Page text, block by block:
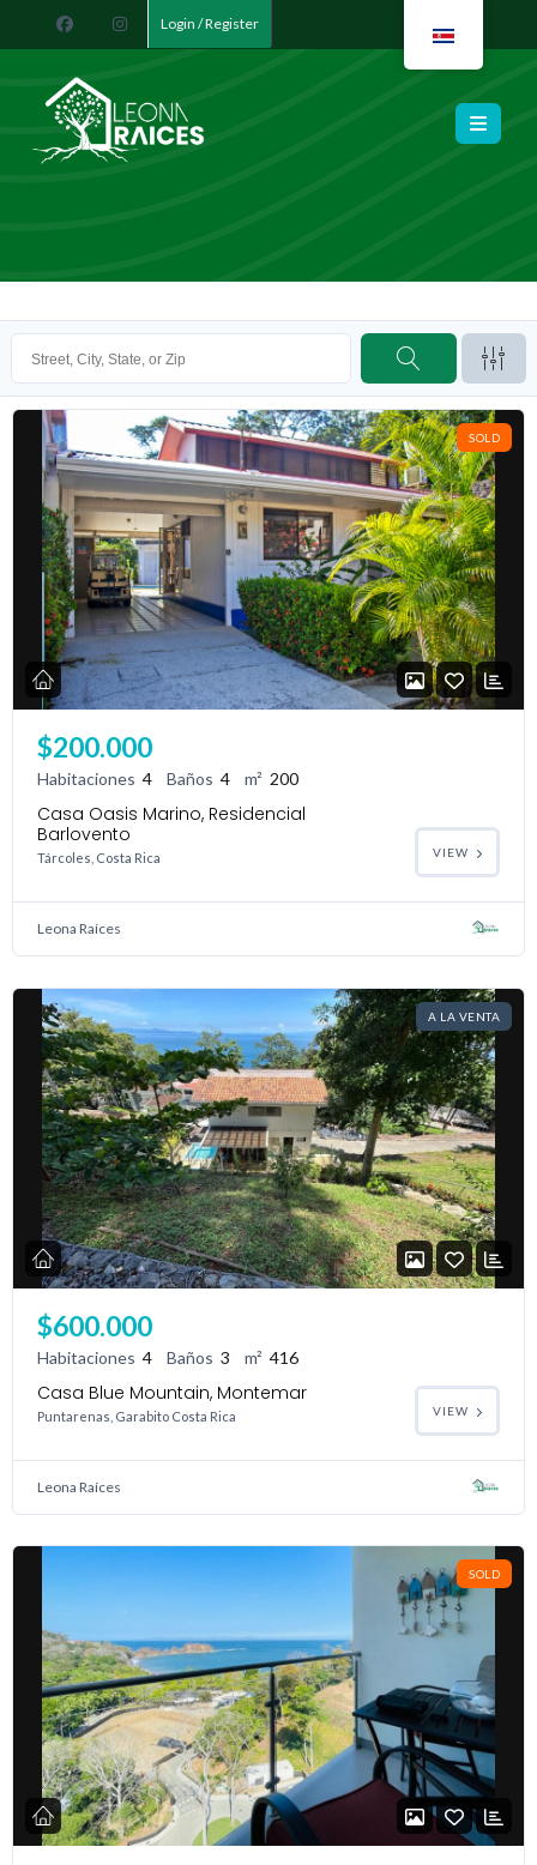
Login / Register
Leona Raíces
SOLD
$200.000
Habitaciones 4 Baños 4 m² 200
Casa Oasis Marino, Residencial
Barlovento
Tárcoles, Costa Rica VIEW
Leona Raíces
A LA VENTA
$600.000
Habitaciones 4 Baños 3 m² 416
Casa Blue Mountain, Montemar
Puntarenas, Garabito Costa Rica VIEW
Leona Raíces
SOLD